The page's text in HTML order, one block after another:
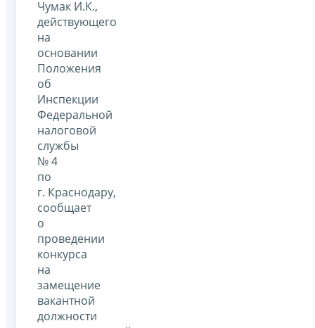
Чумак И.К.,
действующего
на
основании
Положения
об
Инспекции
Федеральной
налоговой
службы
№ 4
по
г. Краснодару,
сообщает
о
проведении
конкурса
на
замещение
вакантной
должности